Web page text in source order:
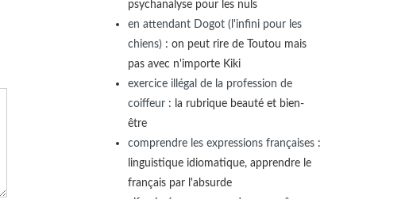
psychanalyse pour les nuls
en attendant Dogot (l'infini pour les
chiens) : on peut rire de Toutou mais
pas avec n'importe Kiki
exercice illégal de la profession de
coiffeur : la rubrique beauté et bien-
être
comprendre les expressions françaises :
linguistique idiomatique, apprendre le
français par l'absurde